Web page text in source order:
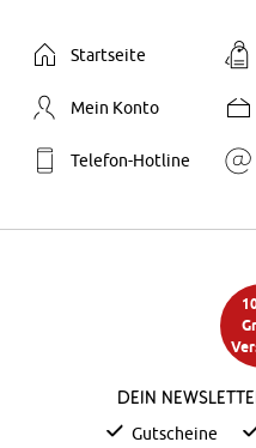
Startseite
Mein Konto
Telefon-Hotline
Dein
Gutscheine